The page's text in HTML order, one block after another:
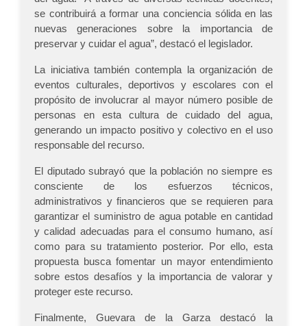
se contribuirá a formar una conciencia sólida en las
nuevas generaciones sobre la importancia de
preservar y cuidar el agua”, destacó el legislador.
La iniciativa también contempla la organización de
eventos culturales, deportivos y escolares con el
propósito de involucrar al mayor número posible de
personas en esta cultura de cuidado del agua,
generando un impacto positivo y colectivo en el uso
responsable del recurso.
El diputado subrayó que la población no siempre es
consciente de los esfuerzos técnicos,
administrativos y financieros que se requieren para
garantizar el suministro de agua potable en cantidad
y calidad adecuadas para el consumo humano, así
como para su tratamiento posterior. Por ello, esta
propuesta busca fomentar un mayor entendimiento
sobre estos desafíos y la importancia de valorar y
proteger este recurso.
Finalmente, Guevara de la Garza destacó la